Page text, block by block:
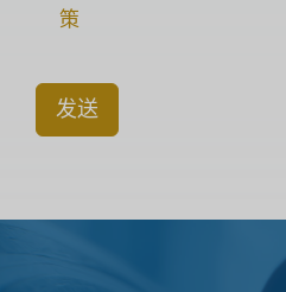
策
发送